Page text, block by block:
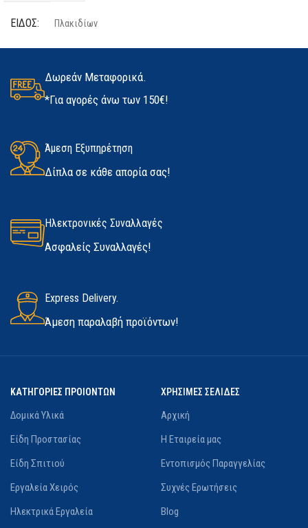
ΕΊΔΟΣ Πλακιδίων
ΚΑΤΑΣΚΕΥΑΣΤΉΣ Kerakoll
ΔΙΑΘΕΣΙΜΌΤΗΤΑ
Δωρεάν Μεταφορικά.
*Για αγορές άνω των 150€!
Άμεση Εξυπηρέτηση
Δίπλα σε κάθε απορία σας!
Ηλεκτρονικές Συναλλαγές
Ασφαλείς Συναλλαγές!
Express Delivery.
Άμεση παραλαβή προϊόντων!
ΚΑΤΗΓΟΡΙΕΣ ΠΡΟΙΟΝΤΩΝ
Δομικά Υλικά
Είδη Προστασίας
Είδη Σπιτιού
Εργαλεία Χειρός
Ηλεκτρικά Εργαλεία
ΧΡΗΣΙΜΕΣ ΣΕΛΙΔΕΣ
Αρχική
Η Εταιρεία μας
Εντοπισμός Παραγγελίας
Συχνές Ερωτήσεις
Blog